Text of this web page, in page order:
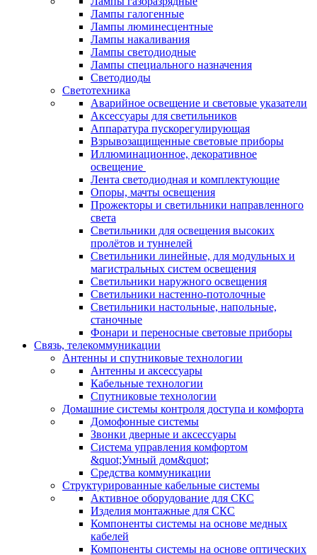
Лампы галогенные
Лампы люминесцентные
Лампы накаливания
Лампы светодиодные
Лампы специального назначения
Светодиоды
Светотехника
Аварийное освещение и световые указатели
Аксессуары для светильников
Аппаратура пускорегулирующая
Взрывозащищенные световые приборы
Иллюминационное, декоративное
освещение
Лента светодиодная и комплектующие
Опоры, мачты освещения
Прожекторы и светильники направленного
света
Светильники для освещения высоких
пролётов и туннелей
Светильники линейные, для модульных и
магистральных систем освещения
Светильники наружного освещения
Светильники настенно-потолочные
Светильники настольные, напольные,
станочные
Фонари и переносные световые приборы
Связь, телекоммуникации
Антенны и спутниковые технологии
Антенны и аксессуары
Кабельные технологии
Спутниковые технологии
Домашние системы контроля доступа и комфорта
Домофонные системы
Звонки дверные и аксессуары
Система управления комфортом
&quot;Умный дом&quot;
Средства коммуникации
Структурированные кабельные системы
Активное оборудование для СКС
Изделия монтажные для СКС
Компоненты системы на основе медных
кабелей
Компоненты системы на основе оптических